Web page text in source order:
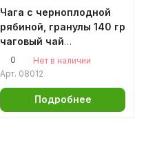
Чага с черноплодной
рябиной, гранулы 140 гр
чаговый чай
Байкальская легенда
0
Нет в наличии
Арт. 08012
Подробнее